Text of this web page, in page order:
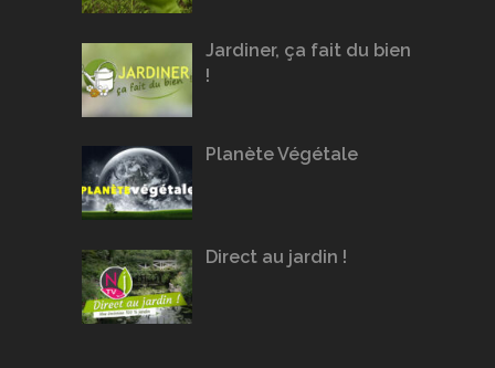
Jardiner, ça fait du bien
!
Planète Végétale
Direct au jardin !